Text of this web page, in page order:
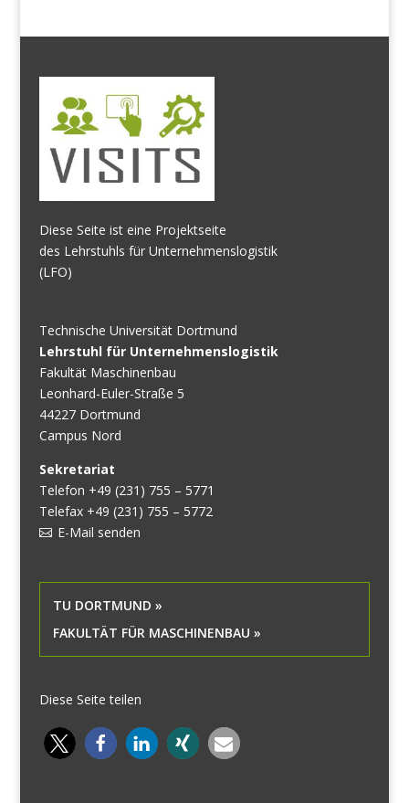
Diese Seite ist eine Projektseite
des Lehrstuhls für Unternehmenslogistik
(LFO)
Technische Universität Dortmund
Lehrstuhl für Unternehmenslogistik
Fakultät Maschinenbau
Leonhard-Euler-Straße 5
44227 Dortmund
Campus Nord
Sekretariat
Telefon +49 (231) 755 – 5771
Telefax +49 (231) 755 – 5772
E-Mail senden
TU DORTMUND »
FAKULTÄT FÜR MASCHINENBAU »
Diese Seite teilen